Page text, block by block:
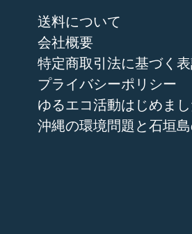
送料について
会社概要
特定商取引法に基づく
プライバシーポリシー
ゆるエコ活動はじめまし
沖縄の環境問題と石垣